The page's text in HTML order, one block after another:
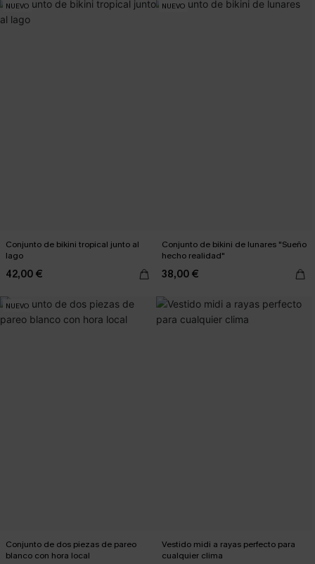
NUEVO
Conjunto de bikini tropical junto al
lago
42,00 €
NUEVO
Conjunto de bikini de lunares "Sueño
hecho realidad"
38,00 €
NUEVO
Conjunto de dos piezas de pareo
blanco con hora local
Vestido midi a rayas perfecto para
cualquier clima